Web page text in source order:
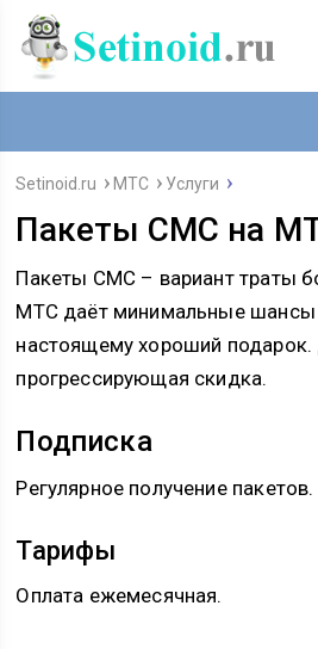
Setinoid.ru МТС Услуги
Пакеты СМС на
Пакеты СМС – вариант траты
МТС даёт минимальные шансы
настоящему хороший подарок.
прогрессирующая скидка.
Подписка
Регулярное получение пакетов.
Тарифы
Оплата ежемесячная.